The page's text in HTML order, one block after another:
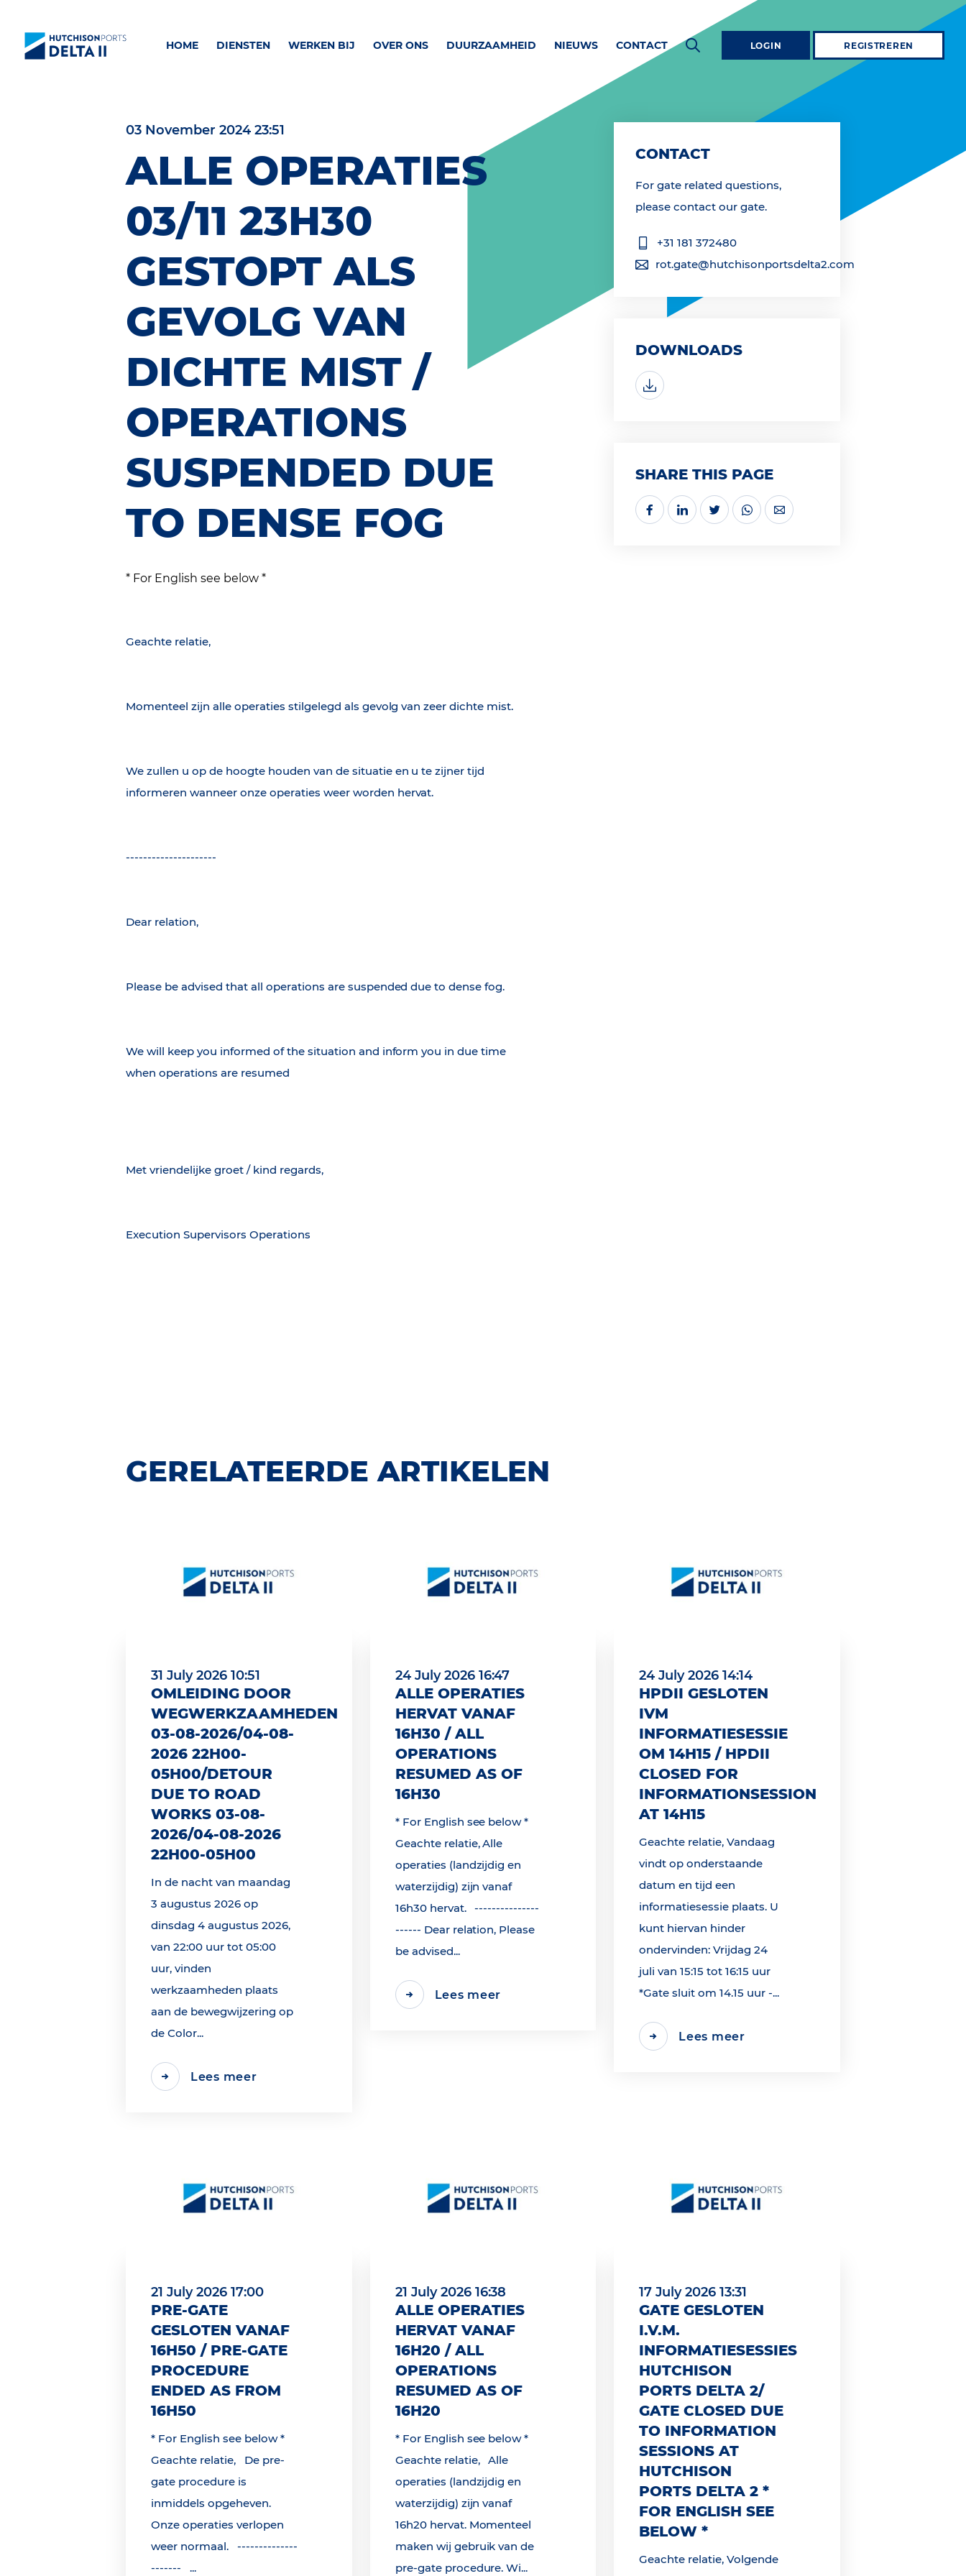
HOME DIENSTEN WERKEN BIJ OVER ONS DUURZAAMHEID NIEUWS CONTACT LOGIN REGISTREREN
03 November 2024 23:51
ALLE OPERATIES
03/11 23H30
GESTOPT ALS
GEVOLG VAN
DICHTE MIST /
OPERATIONS
SUSPENDED DUE
TO DENSE FOG
* For English see below *
Geachte relatie,
Momenteel zijn alle operaties stilgelegd als gevolg van zeer dichte mist.
We zullen u op de hoogte houden van de situatie en u te zijner tijd
informeren wanneer onze operaties weer worden hervat.
---------------------
Dear relation,
Please be advised that all operations are suspended due to dense fog.
We will keep you informed of the situation and inform you in due time
when operations are resumed
Met vriendelijke groet / kind regards,
Execution Supervisors Operations
CONTACT
For gate related questions,
please contact our gate.
+31 181 372480
rot.gate@hutchisonportsdelta2.com
DOWNLOADS
SHARE THIS PAGE
GERELATEERDE ARTIKELEN
31 July 2026 10:51
OMLEIDING DOOR
WEGWERKZAAMHEDEN
03-08-2026/04-08-
2026 22H00-
05H00/DETOUR
DUE TO ROAD
WORKS 03-08-
2026/04-08-2026
22H00-05H00
In de nacht van maandag
3 augustus 2026 op
dinsdag 4 augustus 2026,
van 22:00 uur tot 05:00
uur, vinden
werkzaamheden plaats
aan de bewegwijzering op
de Color...
Lees meer
24 July 2026 16:47
ALLE OPERATIES
HERVAT VANAF
16H30 / ALL
OPERATIONS
RESUMED AS OF
16H30
* For English see below *
Geachte relatie, Alle
operaties (landzijdig en
waterzijdig) zijn vanaf
16h30 hervat. ---------------
------ Dear relation, Please
be advised...
Lees meer
24 July 2026 14:14
HPDII GESLOTEN
IVM
INFORMATIESESSIE
OM 14H15 / HPDII
CLOSED FOR
INFORMATIONSESSION
AT 14H15
Geachte relatie, Vandaag
vindt op onderstaande
datum en tijd een
informatiesessie plaats. U
kunt hiervan hinder
ondervinden: Vrijdag 24
juli van 15:15 tot 16:15 uur
*Gate sluit om 14.15 uur -...
Lees meer
21 July 2026 17:00
PRE-GATE
GESLOTEN VANAF
16H50 / PRE-GATE
PROCEDURE
ENDED AS FROM
16H50
* For English see below *
Geachte relatie, De pre-
gate procedure is
inmiddels opgeheven.
Onze operaties verlopen
weer normaal. --------------
------- ...
21 July 2026 16:38
ALLE OPERATIES
HERVAT VANAF
16H20 / ALL
OPERATIONS
RESUMED AS OF
16H20
* For English see below *
Geachte relatie, Alle
operaties (landzijdig en
waterzijdig) zijn vanaf
16h20 hervat. Momenteel
maken wij gebruik van de
pre-gate procedure. Wi...
17 July 2026 13:31
GATE GESLOTEN
I.V.M.
INFORMATIESESSIES
HUTCHISON
PORTS DELTA 2/
GATE CLOSED DUE
TO INFORMATION
SESSIONS AT
HUTCHISON
PORTS DELTA 2 *
FOR ENGLISH SEE
BELOW *
Geachte relatie, Volgende